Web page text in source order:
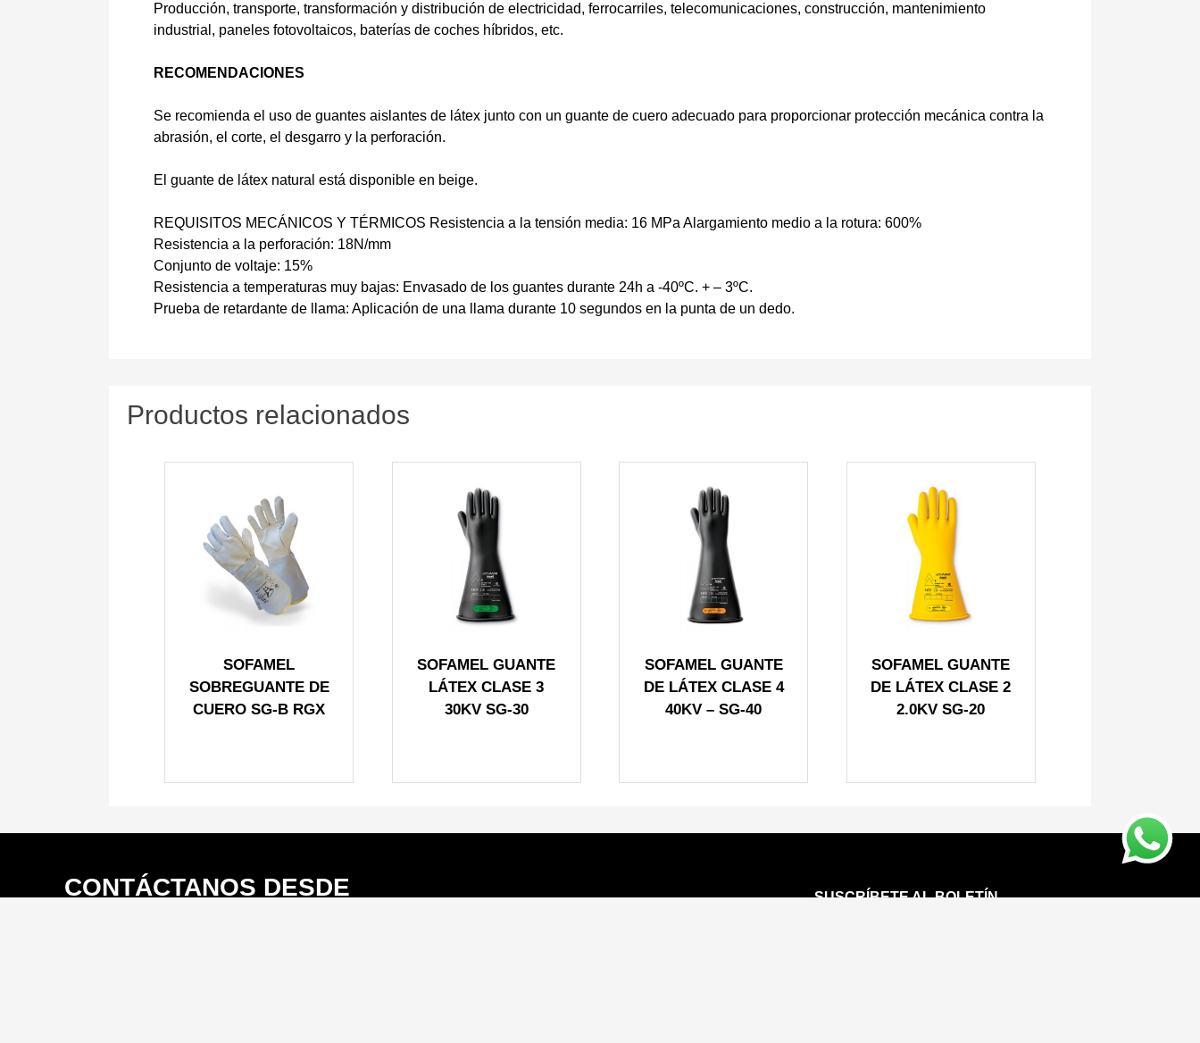
Producción, transporte, transformación y distribución de electricidad, ferrocarriles, telecomunicaciones, construcción, mantenimiento
industrial, paneles fotovoltaicos, baterías de coches híbridos, etc.
RECOMENDACIONES
Se recomienda el uso de guantes aislantes de látex junto con un guante de cuero adecuado para proporcionar protección mecánica contra la
abrasión, el corte, el desgarro y la perforación.
El guante de látex natural está disponible en beige.
REQUISITOS MECÁNICOS Y TÉRMICOS Resistencia a la tensión media: 16 MPa Alargamiento medio a la rotura: 600%
Resistencia a la perforación: 18N/mm
Conjunto de voltaje: 15%
Resistencia a temperaturas muy bajas: Envasado de los guantes durante 24h a -40ºC. + – 3ºC.
Prueba de retardante de llama: Aplicación de una llama durante 10 segundos en la punta de un dedo.
Productos relacionados
SOFAMEL
SOBREGUANTE DE
CUERO SG-B RGX
SOFAMEL GUANTE
LÁTEX CLASE 3
30KV SG-30
SOFAMEL GUANTE
DE LÁTEX CLASE 4
40KV – SG-40
SOFAMEL GUANTE
DE LÁTEX CLASE 2
2.0KV SG-20
CONTÁCTANOS DESDE
SUSCRÍBETE AL BOLETÍN